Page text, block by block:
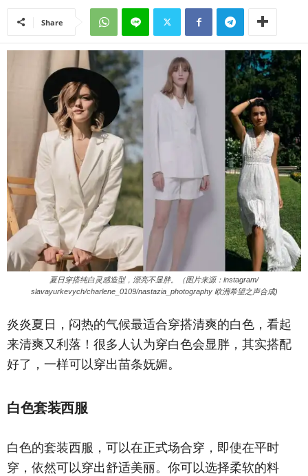
Share
夏日穿搭纯白灵感造型，漂亮不显胖。（图片来源：instagram/
slavayurkevych/charlene_0109/nastazia_photography 欧洲希望之声合成)
炎炎夏日，闷热的气候最适合穿搭清爽的白色，看起
来清爽又利落！很多人认为穿白色会显胖，其实搭配
好了，一样可以穿出苗条妩媚。
白色套装西服
白色的套装西服，可以在正式场合穿，即使在平时
穿，依然可以穿出舒适美丽。你可以选择柔软的料